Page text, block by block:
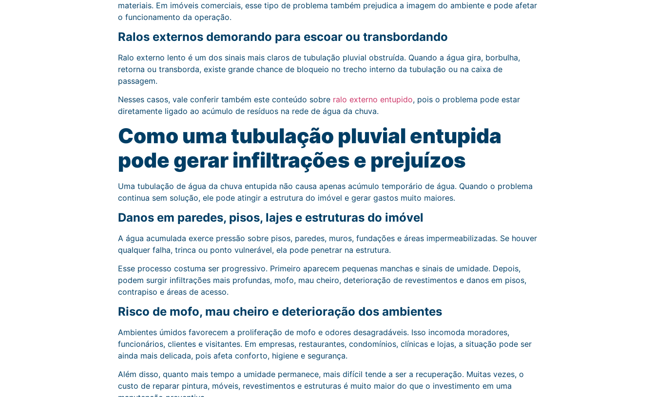
materiais. Em imóveis comerciais, esse tipo de problema também prejudica a imagem do ambiente e pode afetar
o funcionamento da operação.
Ralos externos demorando para escoar ou transbordando
Ralo externo lento é um dos sinais mais claros de tubulação pluvial obstruída. Quando a água gira, borbulha,
retorna ou transborda, existe grande chance de bloqueio no trecho interno da tubulação ou na caixa de
passagem.
Nesses casos, vale conferir também este conteúdo sobre ralo externo entupido, pois o problema pode estar
diretamente ligado ao acúmulo de resíduos na rede de água da chuva.
Como uma tubulação pluvial entupida
pode gerar infiltrações e prejuízos
Uma tubulação de água da chuva entupida não causa apenas acúmulo temporário de água. Quando o problema
continua sem solução, ele pode atingir a estrutura do imóvel e gerar gastos muito maiores.
Danos em paredes, pisos, lajes e estruturas do imóvel
A água acumulada exerce pressão sobre pisos, paredes, muros, fundações e áreas impermeabilizadas. Se houver
qualquer falha, trinca ou ponto vulnerável, ela pode penetrar na estrutura.
Esse processo costuma ser progressivo. Primeiro aparecem pequenas manchas e sinais de umidade. Depois,
podem surgir infiltrações mais profundas, mofo, mau cheiro, deterioração de revestimentos e danos em pisos,
contrapiso e áreas de acesso.
Risco de mofo, mau cheiro e deterioração dos ambientes
Ambientes úmidos favorecem a proliferação de mofo e odores desagradáveis. Isso incomoda moradores,
funcionários, clientes e visitantes. Em empresas, restaurantes, condomínios, clínicas e lojas, a situação pode ser
ainda mais delicada, pois afeta conforto, higiene e segurança.
Além disso, quanto mais tempo a umidade permanece, mais difícil tende a ser a recuperação. Muitas vezes, o
custo de reparar pintura, móveis, revestimentos e estruturas é muito maior do que o investimento em uma